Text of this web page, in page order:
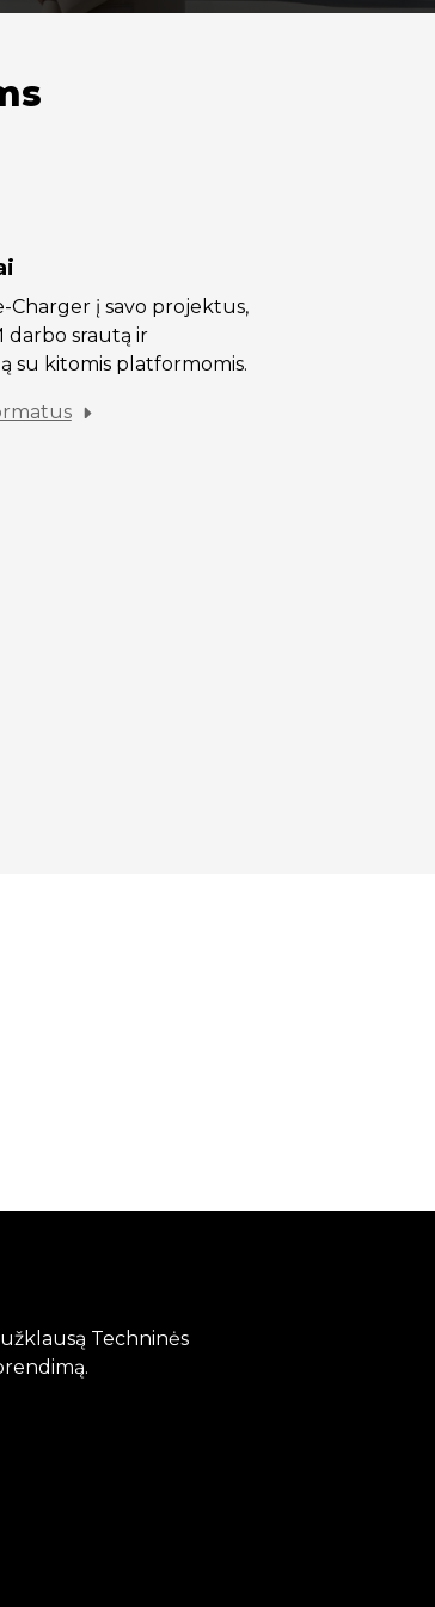
į savo projektus,
darbo srautą ir
su kitomis platformomis.
Techninės